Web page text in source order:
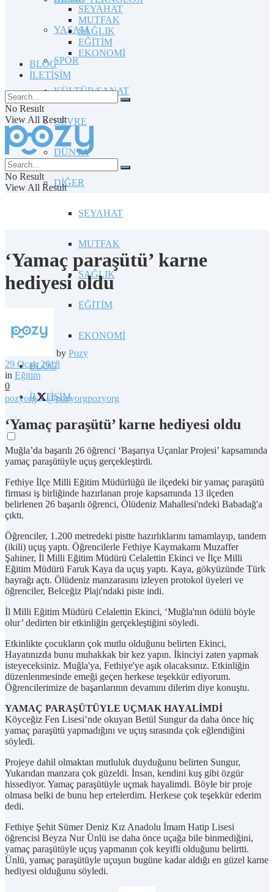
YAŞAM
SPOR
KÜLTÜR/SANAT
ÇEVRE
DÜNYA
DİĞER
SEYAHAT
MUTFAK
SAĞLIK
EĞİTİM
EKONOMİ
BLOG
İLETİŞİM
SEYAHAT
MUTFAK
SAĞLIK
EĞİTİM
EKONOMİ
BLOG
İLETİŞİM
No Result
View All Result
No Result
View All Result
‘Yamaç paraşütü’ karne
hediyesi oldu
by Pozy
29 Ocak 2018
in Eğitim
0
pozyorg
@pozyorgpozyorg
‘Yamaç paraşütü’ karne hediyesi oldu
Muğla’da başarılı 26 öğrenci ‘Başarıya Uçanlar Projesi’ kapsamında
yamaç paraşütüyle uçuş gerçekleştirdi.
Fethiye İlçe Milli Eğitim Müdürlüğü ile ilçedeki bir yamaç paraşütü
firması iş birliğinde hazırlanan proje kapsamında 13 ilçeden
belirlenen 26 başarılı öğrenci, Ölüdeniz Mahallesi'ndeki Babadağ'a
çıktı.
Öğrenciler, 1.200 metredeki pistte hazırlıklarını tamamlayıp, tandem
(ikili) uçuş yaptı. Öğrencilerle Fethiye Kaymakamı Muzaffer
Şahiner, İl Milli Eğitim Müdürü Celalettin Ekinci ve İlçe Milli
Eğitim Müdürü Faruk Kaya da uçuş yaptı. Kaya, gökyüzünde Türk
bayrağı açtı. Ölüdeniz manzarasını izleyen protokol üyeleri ve
öğrenciler, Belceğiz Plajı'ndaki piste indi.
İl Milli Eğitim Müdürü Celalettin Ekinci, ‘Muğla'nın ödülü böyle
olur’ dedirten bir etkinliğin gerçekleştiğini söyledi.
Etkinlikte çocukların çok mutlu olduğunu belirten Ekinci,
Hayatınızda bunu muhakkak bir kez yapın. İkinciyi zaten yapmak
isteyeceksiniz. Muğla'ya, Fethiye'ye aşık olacaksınız. Etkinliğin
düzenlenmesinde emeği geçen herkese teşekkür ediyorum.
Öğrencilerimize de başarılarının devamını dilerim diye konuştu.
YAMAÇ PARAŞÜTÜYLE UÇMAK HAYALİMDİ
Köyceğiz Fen Lisesi’nde okuyan Betül Sungur da daha önce hiç
yamaç paraşütü yapmadığını ve uçuş sırasında çok eğlendiğini
söyledi.
Projeye dahil olmaktan mutluluk duyduğunu belirten Sungur,
Yukarıdan manzara çok güzeldi. İnsan, kendini kuş gibi özgür
hissediyor. Yamaç paraşütüyle uçmak hayalimdi. Böyle bir proje
olmasa belki de bunu hep ertelerdim. Herkese çok teşekkür ederim
dedi.
Fethiye Şehit Sümer Deniz Kız Anadolu İmam Hatip Lisesi
öğrencisi Beyza Nur Ünlü ise daha önce uçağa bile binmediğini,
yamaç paraşütüyle uçuş yapmanın çok keyifli olduğunu belirtti.
Ünlü, yamaç paraşütüyle uçuşun bugüne kadar aldığı en güzel karne
hediyesi olduğunu söyledi.